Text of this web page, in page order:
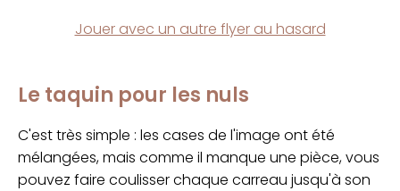
Jouer avec un autre flyer au hasard
Le taquin pour les nuls
C'est très simple : les cases de l'image ont été
mélangées, mais comme il manque une pièce, vous
pouvez faire coulisser chaque carreau jusqu'à son